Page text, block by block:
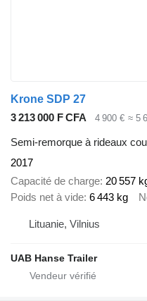
Krone SDP 27
3 213 000 F CFA
4 900 € ≈ 5
Semi-remorque à rideaux
2017
Capacité de charge 20 557
Poids net à vide 6 443 kg
Lituanie, Vilnius
UAB Hanse Trailer